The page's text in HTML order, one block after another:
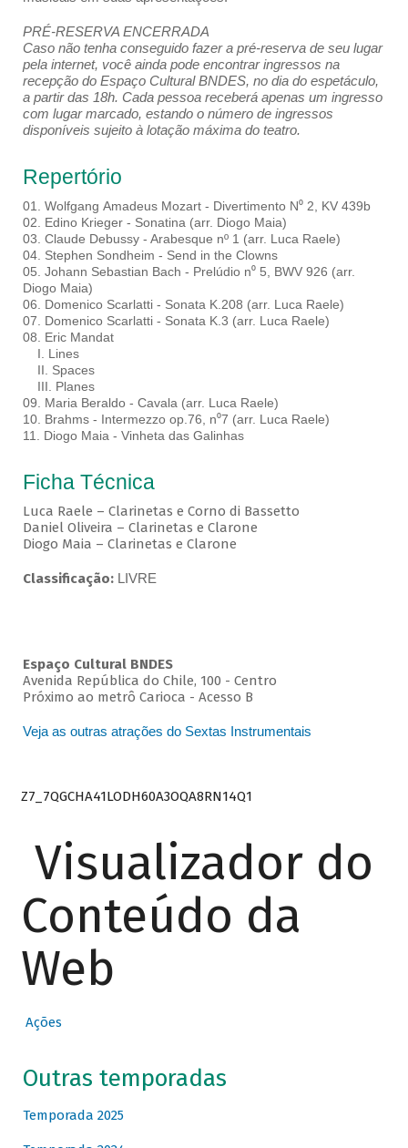
PRÉ-RESERVA ENCERRADA
Caso não tenha conseguido fazer a pré-reserva de seu lugar
pela internet, você ainda pode encontrar ingressos na
recepção do Espaço Cultural BNDES, no dia do espetáculo,
a partir das 18h. Cada pessoa receberá apenas um ingresso
com lugar marcado, estando o número de ingressos
disponíveis sujeito à lotação máxima do teatro.
Repertório
01. Wolfgang Amadeus Mozart - Divertimento N⁰ 2, KV 439b
02. Edino Krieger - Sonatina (arr. Diogo Maia)
03. Claude Debussy - Arabesque nº 1 (arr. Luca Raele)
04. Stephen Sondheim - Send in the Clowns
05. Johann Sebastian Bach - Prelúdio n⁰ 5, BWV 926 (arr.
Diogo Maia)
06. Domenico Scarlatti - Sonata K.208 (arr. Luca Raele)
07. Domenico Scarlatti - Sonata K.3 (arr. Luca Raele)
08. Eric Mandat
I. Lines
II. Spaces
III. Planes
09. Maria Beraldo - Cavala (arr. Luca Raele)
10. Brahms - Intermezzo op.76, n⁰7 (arr. Luca Raele)
11. Diogo Maia - Vinheta das Galinhas
Ficha Técnica
Luca Raele – Clarinetas e Corno di Bassetto
Daniel Oliveira – Clarinetas e Clarone
Diogo Maia – Clarinetas e Clarone
Classificação: LIVRE
Espaço Cultural BNDES
Avenida República do Chile, 100 - Centro
Próximo ao metrô Carioca - Acesso B
Veja as outras atrações do Sextas Instrumentais
Z7_7QGCHA41LODH60A3OQA8RN14Q1
Visualizador do
Conteúdo da
Web
Ações
Outras temporadas
Temporada 2025